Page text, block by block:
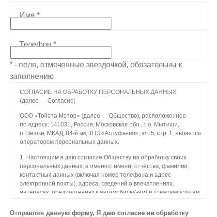
Имя*
Телефон*
* - поля, отмеченные звездочкой, обязательны к
заполнению
СОГЛАСИЕ НА ОБРАБОТКУ ПЕРСОНАЛЬНЫХ ДАННЫХ
(далее — Согласие)
ООО «Тойота Мотор» (далее — Общество), расположенное
по адресу: 141031, Россия, Московская обл., г. о. Мытищи,
п. Вёшки, МКАД, 84-й км, ТПЗ «Алтуфьево», вл. 5, стр. 1, является
оператором персональных данных.
1. Настоящим я даю согласие Обществу на обработку своих
персональных данных, а именно: имени, отчества, фамилии,
контактных данных (включая номер телефона и адрес
электронной почты), адреса, сведений о впечатлениях,
интересах, предпочтениях к автомобилю(-ям) и товарам/услугам,
устройства и модели мобильного телефона посетителя сайта,
Отправляя данную форму, Я даю согласие на обработку